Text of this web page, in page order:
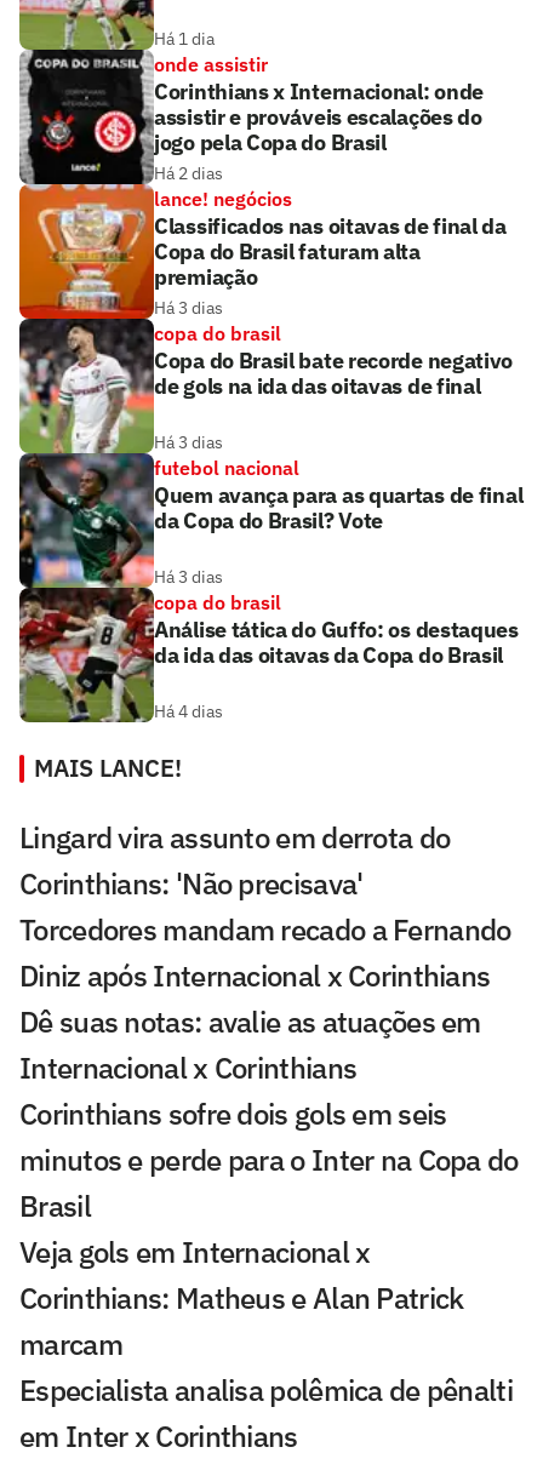
Há 1 dia
onde assistir
Corinthians x Internacional: onde
assistir e prováveis escalações do
jogo pela Copa do Brasil
Há 2 dias
lance! negócios
Classificados nas oitavas de final da
Copa do Brasil faturam alta
premiação
Há 3 dias
copa do brasil
Copa do Brasil bate recorde negativo
de gols na ida das oitavas de final
Há 3 dias
futebol nacional
Quem avança para as quartas de final
da Copa do Brasil? Vote
Há 3 dias
copa do brasil
Análise tática do Guffo: os destaques
da ida das oitavas da Copa do Brasil
Há 4 dias
MAIS LANCE!
Lingard vira assunto em derrota do
Corinthians: 'Não precisava'
Torcedores mandam recado a Fernando
Diniz após Internacional x Corinthians
Dê suas notas: avalie as atuações em
Internacional x Corinthians
Corinthians sofre dois gols em seis
minutos e perde para o Inter na Copa do
Brasil
Veja gols em Internacional x
Corinthians: Matheus e Alan Patrick
marcam
Especialista analisa polêmica de pênalti
em Inter x Corinthians